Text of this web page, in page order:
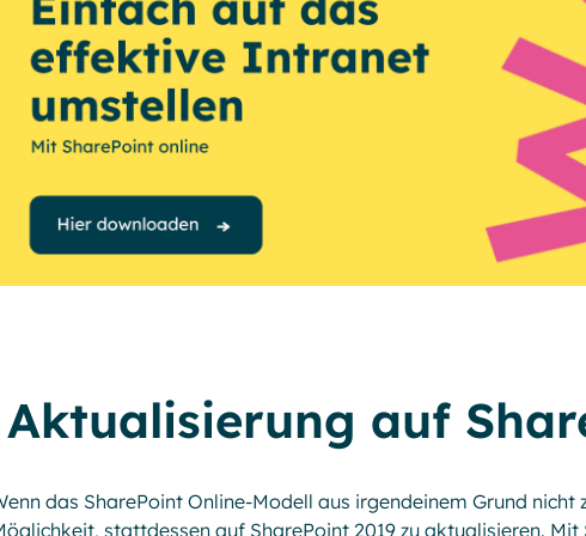
Aktualisierung auf
das SharePoint Online-Modell aus irgendeinem Grund nicht
stattdessen auf SharePoint 2019 zu aktualisieren. Mit